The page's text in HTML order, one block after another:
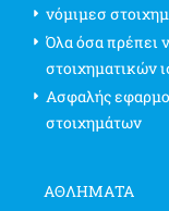
νόμιμεσ
Όλα όσα πρέπει
στοιχηματικών
Ασφαλής
στοιχημάτων
ΑΘΛΗΜΑΤΑ